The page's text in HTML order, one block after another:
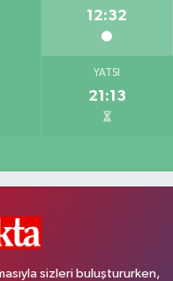
12:32
YATSI
21:13
sizleri buluştururken,